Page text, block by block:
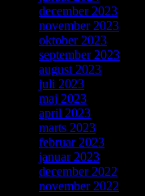
december 2023
november 2023
oktober 2023
september 2023
august 2023
juli 2023
maj 2023
april 2023
marts 2023
februar 2023
januar 2023
december 2022
november 2022